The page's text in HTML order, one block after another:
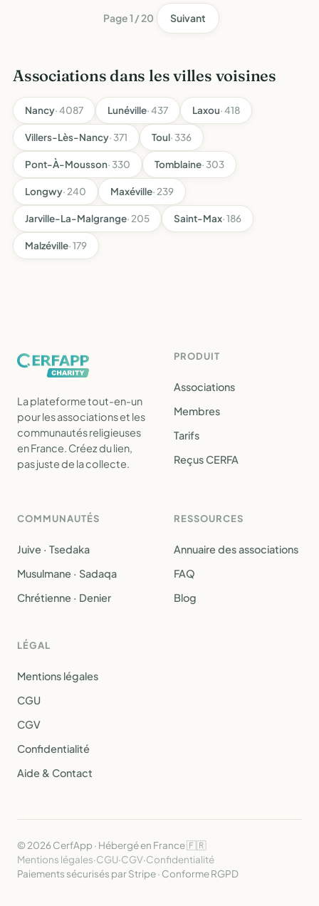
Page 1 / 20 Suivant
Associations dans les villes voisines
Nancy· 4087 Lunéville· 437 Laxou· 418
Villers-Lès-Nancy· 371 Toul· 336
Pont-À-Mousson· 330 Tomblaine· 303
Longwy· 240 Maxéville· 239
Jarville-La-Malgrange· 205 Saint-Max· 186
Malzéville· 179
La plateforme tout-en-un
pour les associations et les
communautés religieuses
en France. Créez du lien,
pas juste de la collecte.
PRODUIT
Associations
Membres
Tarifs
Reçus CERFA
COMMUNAUTÉS
Juive · Tsedaka
Musulmane · Sadaqa
Chrétienne · Denier
RESSOURCES
Annuaire des associations
FAQ
Blog
LÉGAL
Mentions légales
CGU
CGV
Confidentialité
Aide & Contact
© 2026 CerfApp · Hébergé en France 🇫🇷
Mentions légales·CGU·CGV·Confidentialité
Paiements sécurisés par Stripe · Conforme RGPD